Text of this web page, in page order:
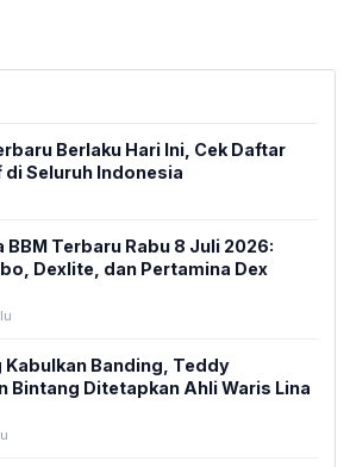
Berlaku Hari Ini, Cek Daftar
di Seluruh Indonesia
BBM Terbaru Rabu 8 Juli 2026:
Dexlite, dan Pertamina Dex
Kabulkan Banding, Teddy
Bintang Ditetapkan Ahli Waris Lina